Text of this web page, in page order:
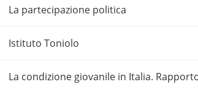
La partecipazione politica
Istituto Toniolo
La condizione giovanile in Italia.